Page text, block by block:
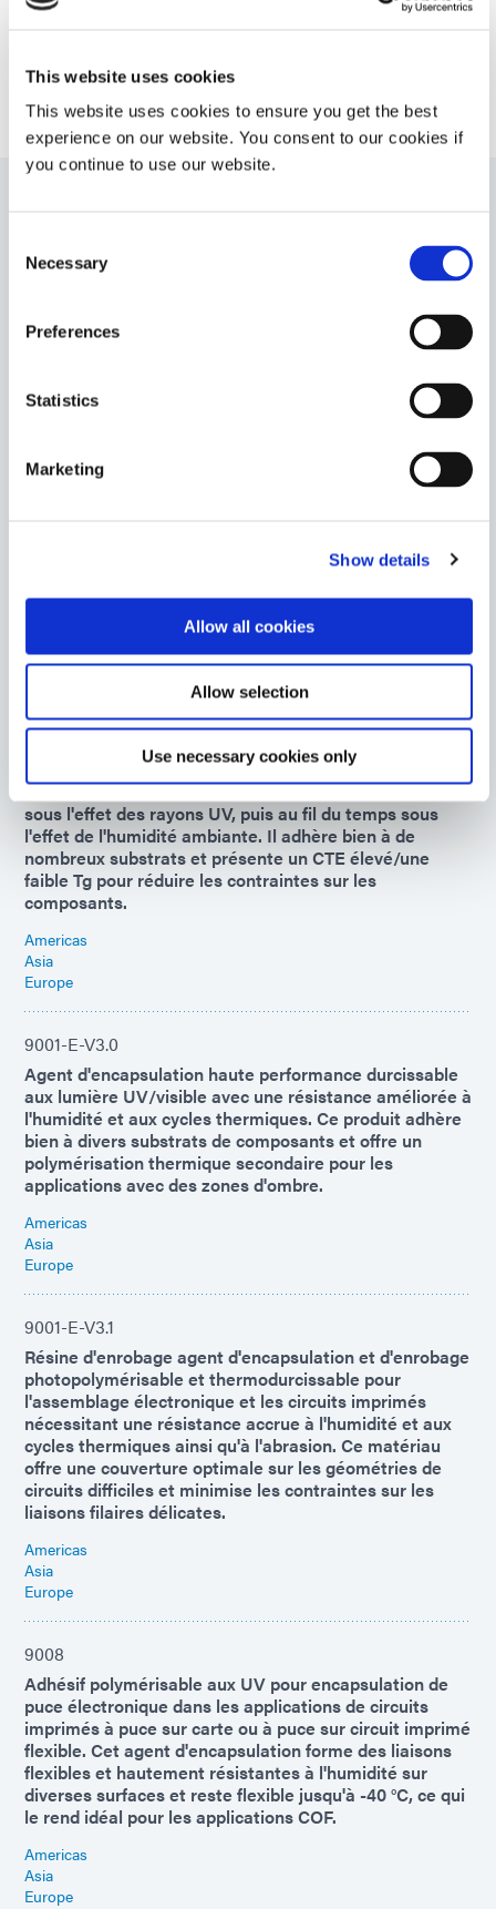
This website uses cookies
This website uses cookies to ensure you get the best
experience on our website. You consent to our cookies if
you continue to use our website.
Selection
Necessary
Preferences
Statistics
Marketing
Show details
Allow all cookies
Allow selection
Use necessary cookies only
Europe
Agent d'encapsulation durcissable aux UV avec
ambiante. Ce produit est résilient, flexible et offre une
bonne résistance à l'humidité et à la chaleur.
Asia
9102
polymérisation secondaire à l'humidité ambiante pour
les zones d'ombre. Ce produit a un CTE élevé/une faible
Tg pour réduire les contraintes sur les composants et
offre une bonne résistance à l'humidité et à la chaleur.
Americas
Cet agent d'encapsulation transparent durcit d'abord
sous l'effet des rayons UV, puis au fil du temps sous
l'effet de l'humidité ambiante. Il adhère bien à de
nombreux substrats et présente un CTE élevé/une
faible Tg pour réduire les contraintes sur les
composants.
Americas
Asia
Europe
9001-E-V3.0
Agent d'encapsulation haute performance durcissable
aux lumière UV/visible avec une résistance améliorée à
l'humidité et aux cycles thermiques. Ce produit adhère
bien à divers substrats de composants et offre un
polymérisation thermique secondaire pour les
applications avec des zones d'ombre.
Americas
Asia
Europe
9001-E-V3.1
Résine d'enrobage agent d'encapsulation et d'enrobage
photopolymérisable et thermodurcissable pour
l'assemblage électronique et les circuits imprimés
nécessitant une résistance accrue à l'humidité et aux
cycles thermiques ainsi qu'à l'abrasion. Ce matériau
offre une couverture optimale sur les géométries de
circuits difficiles et minimise les contraintes sur les
liaisons filaires délicates.
Americas
Asia
Europe
9008
Adhésif polymérisable aux UV pour encapsulation de
puce électronique dans les applications de circuits
imprimés à puce sur carte ou à puce sur circuit imprimé
flexible. Cet agent d'encapsulation forme des liaisons
flexibles et hautement résistantes à l'humidité sur
diverses surfaces et reste flexible jusqu'à -40 °C, ce qui
le rend idéal pour les applications COF.
Americas
Asia
Europe